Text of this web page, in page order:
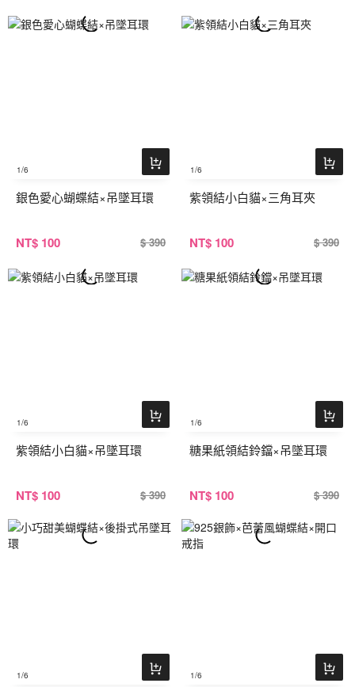
1/6
銀色愛心蝴蝶結×吊墜耳環
NT$ 100 $ 390
1/6
紫領結小白貓×三角耳夾
NT$ 100 $ 390
1/6
紫領結小白貓×吊墜耳環
NT$ 100 $ 390
1/6
糖果紙領結鈴鐺×吊墜耳環
NT$ 100 $ 390
1/6 1/6